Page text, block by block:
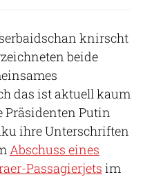
knirscht
beide
das ist aktuell kaum
Präsidenten Putin
ihre Unterschriften
Abschuss eines
Passagierjets im